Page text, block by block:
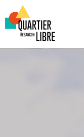
Panneau de gestion